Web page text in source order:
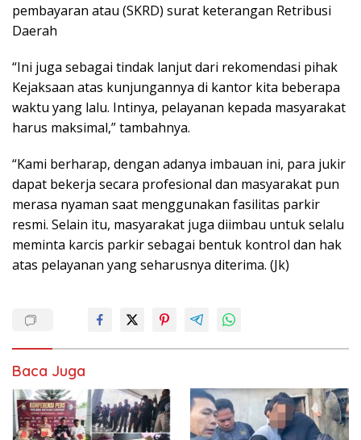
pembayaran atau (SKRD) surat keterangan Retribusi
Daerah
“Ini juga sebagai tindak lanjut dari rekomendasi pihak
Kejaksaan atas kunjungannya di kantor kita beberapa
waktu yang lalu. Intinya, pelayanan kepada masyarakat
harus maksimal,” tambahnya.
“Kami berharap, dengan adanya imbauan ini, para jukir
dapat bekerja secara profesional dan masyarakat pun
merasa nyaman saat menggunakan fasilitas parkir
resmi. Selain itu, masyarakat juga diimbau untuk selalu
meminta karcis parkir sebagai bentuk kontrol dan hak
atas pelayanan yang seharusnya diterima. (Jk)
Baca Juga